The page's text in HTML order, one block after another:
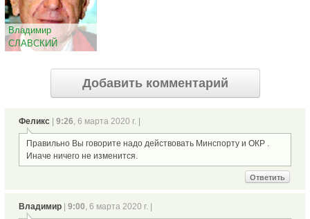
Владимир
СЛАВСКИЙ
Добавить комментарий
Феликс 9:26, 6 марта 2020 г. |
Правильно Вы говорите надо действовать Минспорту и ОКР .
Иначе ничего не изменится.
Ответить
Владимир 9:00, 6 марта 2020 г. |